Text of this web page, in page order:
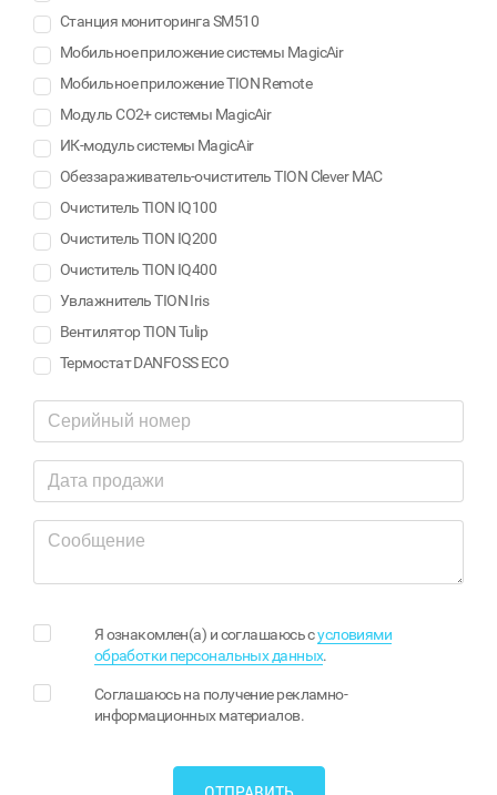
Станция мониторинга SM510
Мобильное приложение системы MagicAir
Мобильное приложение TION Remote
Модуль CO2+ системы MagicAir
ИК-модуль системы MagicAir
Обеззараживатель-очиститель TION Clever MAC
Очиститель TION IQ100
Очиститель TION IQ200
Очиститель TION IQ400
Увлажнитель TION Iris
Вентилятор TION Tulip
Термостат DANFOSS ECO
Я ознакомлен(а) и соглашаюсь сусловиями
обработки персональных данных.
Соглашаюсь на получение рекламно-
информационных материалов.